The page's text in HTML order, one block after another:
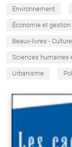
Environnement
Économie et gestion
Beaux-livres -
Sciences humaines
Urbanisme